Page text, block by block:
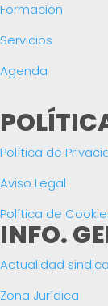
Formación
Servicios
Agenda
Política de
Aviso Legal
Política de
INFO.
Actualidad
Zona Jurídica